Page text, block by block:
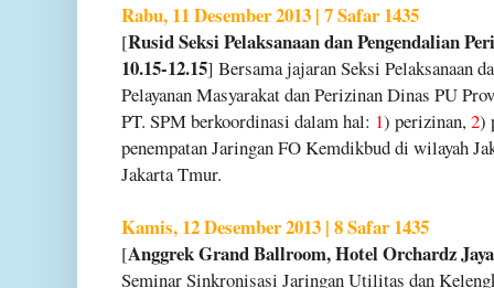
Rabu, 11 Desember 2013 | 7 Safar 1435
[Rusid Seksi Pelaksanaan dan Pengendalian
10.15-12.15] Bersama jajaran Seksi Pelaksanaan
Pelayanan Masyarakat dan Perizinan Dinas PU
PT. SPM berkoordinasi dalam hal: 1) perizinan,2)
penempatan Jaringan FO Kemdikbud di wilayah
Jakarta Tmur.
Kamis, 12 Desember 2013 | 8 Safar 1435
[Anggrek Grand Ballroom, Hotel Orchardz
Seminar Sinkronisasi Jaringan Utilitas dan